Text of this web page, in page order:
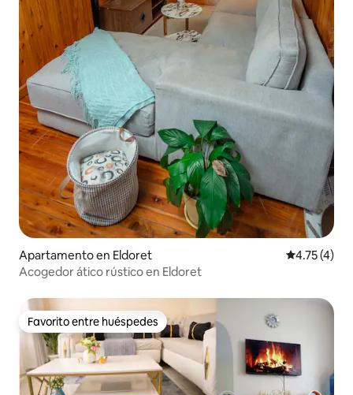
Apartamento en Eldoret Calificación
4.75 (4)
Acogedor ático rústico en Eldoret
Favorito entre huéspedes
Favorito entre huéspedes